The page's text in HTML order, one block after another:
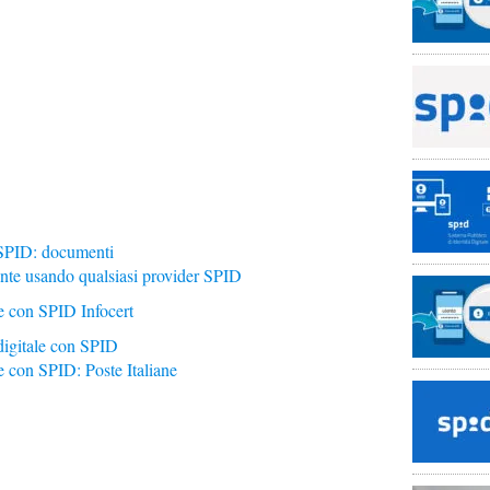
documenti
usando qualsiasi provider SPID
con SPID Infocert
con SPID
SPID: Poste Italiane